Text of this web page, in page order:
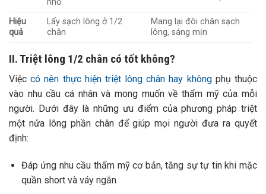
Hiệu
quả
Lấy sạch lông ở 1/2
chân
Mang lại đôi chân sạch
lông, sáng mịn
II. Triệt lông 1/2 chân có tốt không?
Việccó nên thực hiện triệt lông chân hay khôngphụ thuộc
vào nhu cầu cá nhân và mong muốn về thẩm mỹ của mỗi
người. Dưới đây là những ưu điểm của phương pháp triệt
một nửa lông phần chân để giúp mọi người đưa ra quyết
định:
Đáp ứng nhu cầu thẩm mỹ cơ bản, tăng sự tự tin khi mặc
quần short và váy ngắn